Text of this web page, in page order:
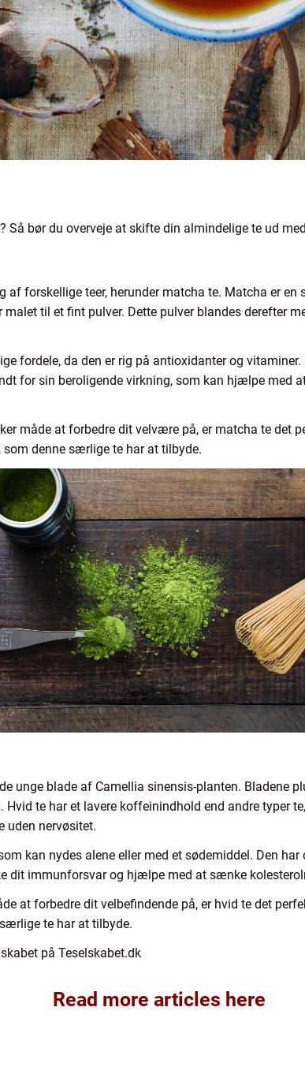
Så bør du overveje at skifte din almindelige te ud
af forskellige teer, herunder matcha te. Matcha er
til et fint pulver. Dette pulver blandes derefter
fordele, da den er rig på antioxidanter og
for sin beroligende virkning, som kan hjælpe med
måde at forbedre dit velvære på, er matcha te det
som denne særlige te har at tilbyde.
unge blade af Camellia sinensis-planten. Bladene
te har et lavere koffeinindhold end andre typer
uden nervøsitet.
kan nydes alene eller med et sødemiddel. Den
dit immunforsvar og hjælpe med at sænke
at forbedre dit velbefindende på, er hvid te det
te har at tilbyde.
på Teselskabet.dk
Read more articles here